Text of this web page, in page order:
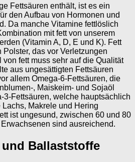
Fettsäuren enthält, ist es ein
den Aufbau von Hormonen und
Da manche Vitamine fettlöslich
mit fett von unserem
(Vitamin A, D, E und K). Fett
Polster, das vor Verletzungen
fett muss sehr auf die Qualität
aus ungesättigten Fettsäuren
allem Omega-6-Fettsäuren, die
, Maiskeim- und Sojaöl
3-Fettsäuren, welche hauptsächlich
Makrele und Hering
ist ungesund, zwischen 60 und 80
sind ausreichend.
Ballaststoffe